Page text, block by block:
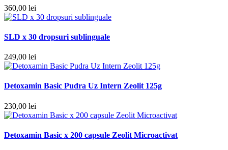
360,00 lei
SLD x 30 dropsuri sublinguale
249,00 lei
Detoxamin Basic Pudra Uz Intern Zeolit 125g
230,00 lei
Detoxamin Basic x 200 capsule Zeolit Microactivat